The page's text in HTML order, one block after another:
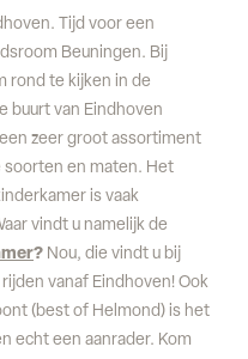
Tijd voor een
Beuningen. Bij
rond te kijken in de
buurt van Eindhoven
zeer groot assortiment
soorten en maten. Het
is vaak
vindt u namelijk de
? Nou, die vindt u bij
vanaf Eindhoven! Ook
(best of Helmond) is het
echt een aanrader. Kom